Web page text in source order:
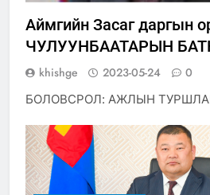
Аймгийн Засаг даргын
ЧУЛУУНБААТАРЫН
khishge 2023-05-24 0
БОЛОВСРОЛ: АЖЛЫН